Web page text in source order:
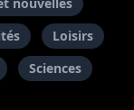
Loisirs
Sciences